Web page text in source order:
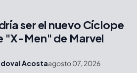
ser el nuevo Cíclope
"X-Men" de Marvel
Acostaagosto 07, 2026